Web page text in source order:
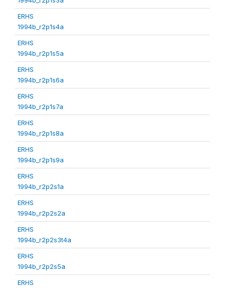
ERHS
1994b_r2p1s4a
ERHS
1994b_r2p1s5a
ERHS
1994b_r2p1s6a
ERHS
1994b_r2p1s7a
ERHS
1994b_r2p1s8a
ERHS
1994b_r2p1s9a
ERHS
1994b_r2p2s1a
ERHS
1994b_r2p2s2a
ERHS
1994b_r2p2s3t4a
ERHS
1994b_r2p2s5a
ERHS